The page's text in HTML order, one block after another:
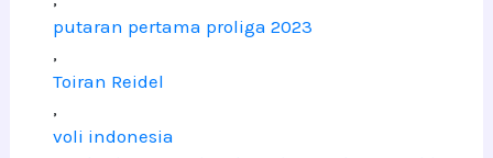
putaran pertama proliga 2023
,
Toiran Reidel
,
voli indonesia